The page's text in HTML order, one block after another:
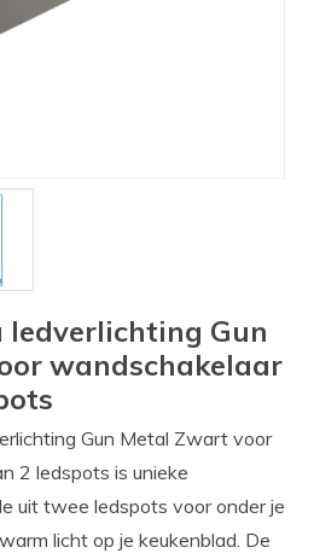
ledverlichting Gun
wandschakelaar
Gun Metal Zwart voor
2 ledspots is unieke
uit twee ledspots voor onder je
licht op je keukenblad. De